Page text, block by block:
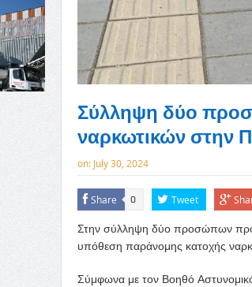
Σύλληψη δύο
ναρκωτικών στην
on: July 30, 2024
Share 0 Tweet
Στην σύλληψη δύο προσώπων
υπόθεση παράνομης κατοχής
Σύμφωνα με τον Βοηθό